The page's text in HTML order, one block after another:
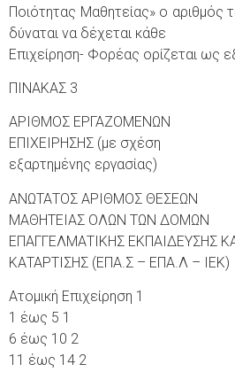
Ποιότητας Μαθητείας» ο
δύναται να δέχεται κάθε
Επιχείρηση- Φορέας ορίζεται ως
ΠΙΝΑΚΑΣ 3
ΑΡΙΘΜΟΣ ΕΡΓΑΖΟΜΕΝΩΝ
ΕΠΙΧΕΙΡΗΣΗΣ (με σχέση
εξαρτημένης εργασίας)
ΑΝΩΤΑΤΟΣ ΑΡΙΘΜΟΣ ΘΕΣΕΩΝ
ΜΑΘΗΤΕΙΑΣ ΟΛΩΝ ΤΩΝ ΔΟΜΩΝ
ΕΠΑΓΓΕΛΜΑΤΙΚΗΣ ΕΚΠΑΙΔΕΥΣΗΣ
ΚΑΤΑΡΤΙΣΗΣ (ΕΠΑ.Σ – ΕΠΑ.Λ – ΙΕΚ)
Ατομική Επιχείρηση 1
1 έως 5 1
6 έως 10 2
11 έως 14 2